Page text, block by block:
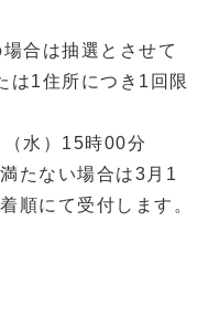
合は抽選とさせて
は1住所につき1回限
水）15時00分
たない場合は3月1
順にて受付します。